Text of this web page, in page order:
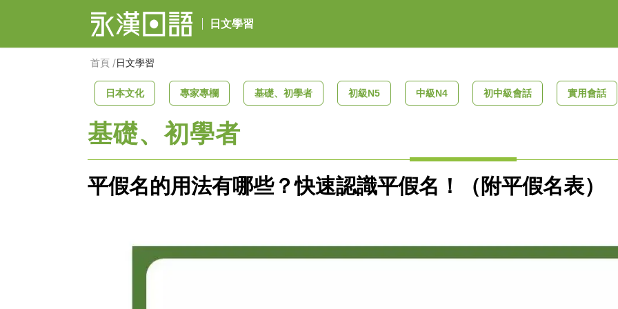
日文學習
首頁 /日文學習
日本文化 專家專欄 基礎、初學者 初級N5 中級N4 初中級會話 實用會話
基礎、初學者
平假名的用法有哪些？快速認識平假名！（附平假名表）